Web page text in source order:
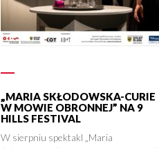
„MARIA SKŁODOWSKA-CURIE
W MOWIE OBRONNEJ” NA 9
HILLS FESTIVAL
W sierpniu spektakl „Maria